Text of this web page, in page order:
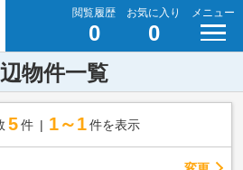
閲覧履歴
0
お気に入り
0
メニュー
物件一覧
5 件 1～1 件を表示